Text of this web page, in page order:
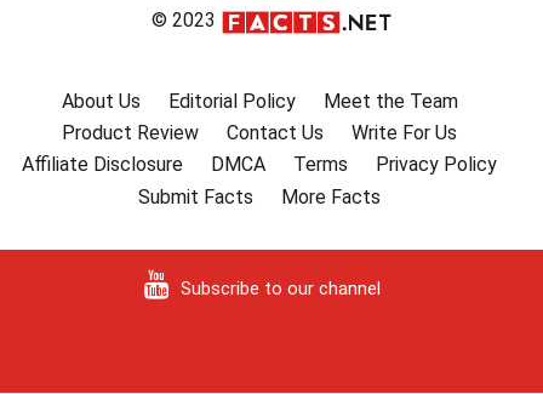
© 2023
About Us Editorial Policy
Meet the Team
Product Review
Contact Us
Write For Us
Affiliate Disclosure
DMCA Terms
Privacy Policy
Submit Facts
More Facts
Subscribe to our channel